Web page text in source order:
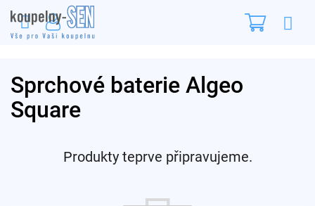
na
obsah
Sprchové baterie Algeo
Square
Produkty teprve připravujeme.